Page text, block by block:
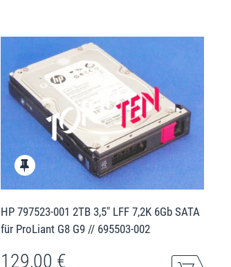
HP 797523-001 2TB 3,5" LFF 7,2K 6Gb SATA
für ProLiant G8 G9 // 695503-002
129,00 €